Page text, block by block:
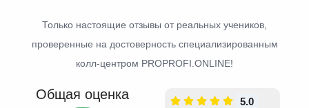
Только настоящие отзывы от реальных учеников,
проверенные на достоверность специализированным
колл-центром PROPROFI.ONLINE!
Общая оценка
5.0